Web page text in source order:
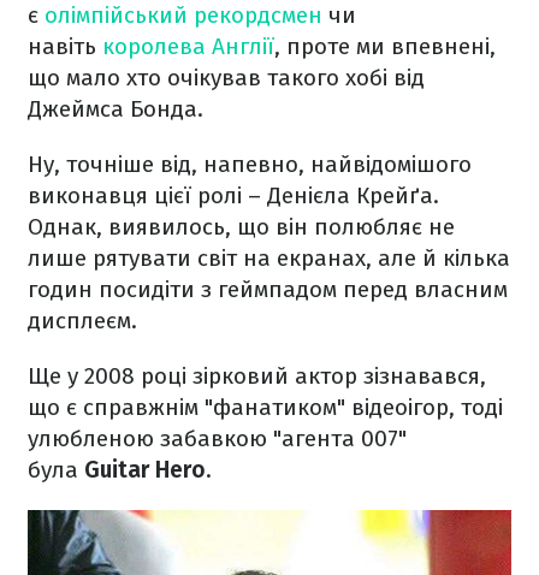
є олімпійський рекордсмен чи
навіть королева Англії, проте ми впевнені,
що мало хто очікував такого хобі від
Джеймса Бонда.
Ну, точніше від, напевно, найвідомішого
виконавця цієї ролі – Денієла Крейґа.
Однак, виявилось, що він полюбляє не
лише рятувати світ на екранах, але й кілька
годин посидіти з геймпадом перед власним
дисплеєм.
Ще у 2008 році зірковий актор зізнавався,
що є справжнім "фанатиком" відеоігор, тоді
улюбленою забавкою "агента 007"
була Guitar Hero.